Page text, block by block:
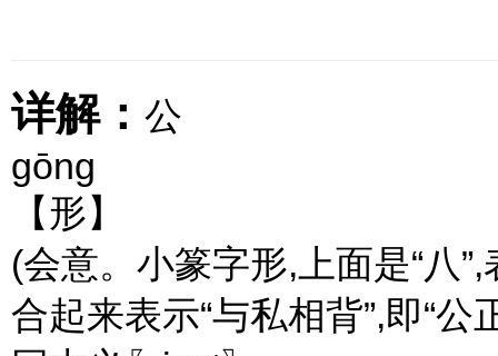
详解： 公
gōng
【形】
(会意。小篆字形,上面是“八
合起来表示“与私相背”,即“